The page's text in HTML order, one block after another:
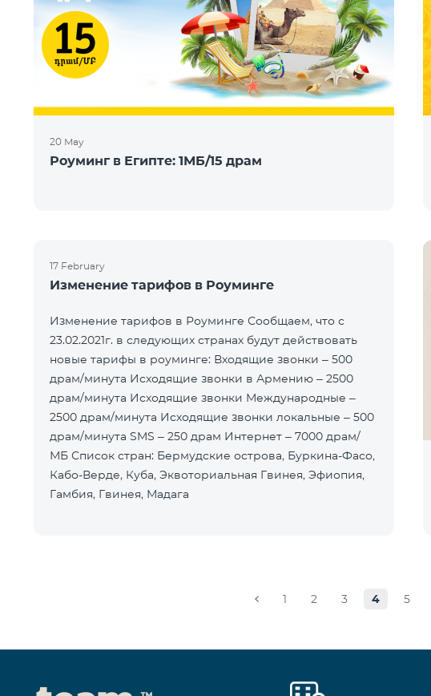
20 May
Роуминг в Египте: 1МБ/15 драм
17 February
Изменение тарифов в Роуминге
Изменение тарифов в Роуминге Сообщаем, что с
23.02.2021г. в следующих странах будут действовать
новые тарифы в роуминге: Входящие звонки – 500
драм/минута Исходящие звонки в Армению – 2500
драм/минута Исходящие звонки Международные –
2500 драм/минута Исходящие звонки локальные – 500
драм/минута SMS – 250 драм Интернет – 7000 драм/
МБ Список стран: Бермудские острова, Буркина-Фасо,
Кабо-Верде, Куба, Эквоториальная Гвинея, Эфиопия,
Гамбия, Гвинея, Мадага
1 2 3 4 5